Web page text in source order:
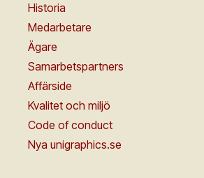
Historia
Medarbetare
Ägare
Samarbetspartners
Affärside
Kvalitet och miljö
Code of conduct
Nya unigraphics.se